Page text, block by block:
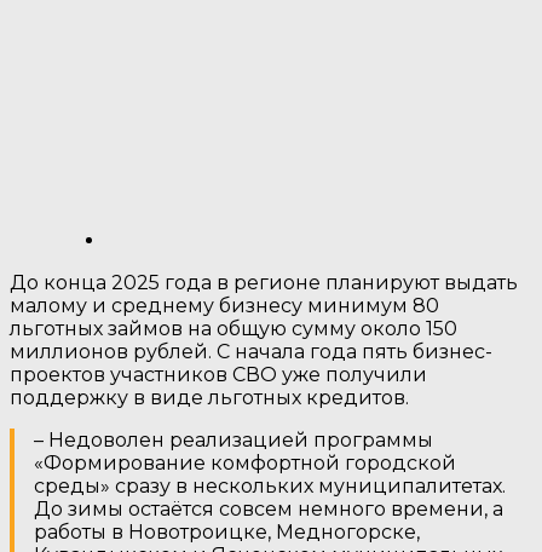
До конца 2025 года в регионе планируют выдать
малому и среднему бизнесу минимум 80
льготных займов на общую сумму около 150
миллионов рублей. С начала года пять бизнес-
проектов участников СВО уже получили
поддержку в виде льготных кредитов.
– Недоволен реализацией программы
«Формирование комфортной городской
среды» сразу в нескольких муниципалитетах.
До зимы остаётся совсем немного времени, а
работы в Новотроицке, Медногорске,